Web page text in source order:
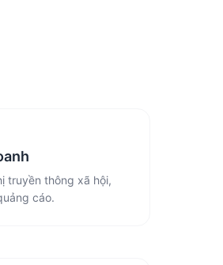
truyền thông xã hội,
cáo.